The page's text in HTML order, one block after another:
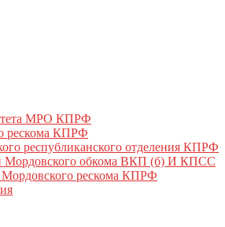
КПРФ
МРО КПРФ
рескома КПРФ
республиканского отделения КПРФ
Мордовского обкома ВКП (б) И КПСС
Мордовского рескома КПРФ